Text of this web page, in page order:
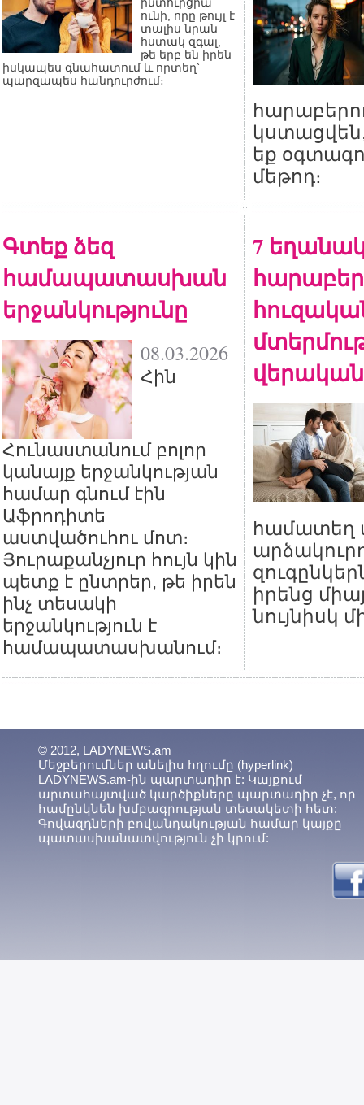
ունի, որը թույլ է
տալիս նրան
հստակ զգալ,
թե երբ են իրեն
իսկապես գնահատում և որտեղ՝
պարզապես հանդուրժում։
եք
մեթոդ։
Գտեք ձեզ
համապատասխան
երջանկությունը
08.03.2026
Հին
Հունաստանում բոլոր
կանայք երջանկության
համար գնում էին
Աֆրոդիտե
աստվածուհու մոտ։
Յուրաքանչյուր հույն կին
պետք է ընտրեր, թե իրեն
ինչ տեսակի
երջանկություն է
համապատասխանում։
7
համատեղ
իրենց
նույնիսկ
© 2012, LADYNEWS.am
Մեջբերումներ անելիս հղումը (hyperlink)
LADYNEWS.am-ին պարտադիր է: Կայքում
արտահայտված կարծիքները պարտադիր չէ, որ
համընկնեն խմբագրության տեսակետի հետ:
Գովազդների բովանդակության համար կայքը
պատասխանատվություն չի կրում: